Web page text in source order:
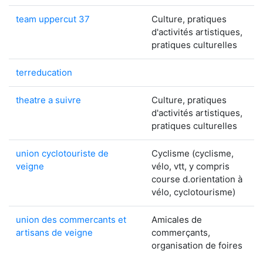
team uppercut 37
Culture, pratiques
d'activités artistiques,
pratiques culturelles
terreducation
theatre a suivre
Culture, pratiques
d'activités artistiques,
pratiques culturelles
union cyclotouriste de
veigne
Cyclisme (cyclisme,
vélo, vtt, y compris
course d.orientation à
vélo, cyclotourisme)
union des commercants et
artisans de veigne
Amicales de
commerçants,
organisation de foires